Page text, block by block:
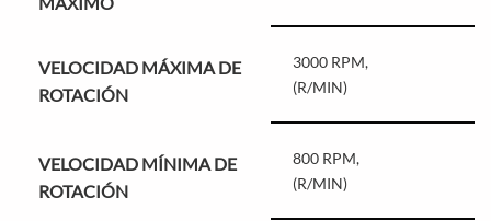
VELOCIDAD MÁXIMA DE
ROTACIÓN
3000 RPM,
(R/MIN)
VELOCIDAD MÍNIMA DE
ROTACIÓN
800 RPM,
(R/MIN)